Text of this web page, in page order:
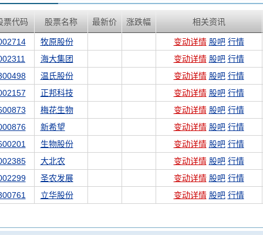
票代码 股票名称 最新价 涨跌幅 相关资讯
牧原股份 变动详情 股吧 行情
海大集团 变动详情 股吧 行情
温氏股份 变动详情 股吧 行情
正邦科技 变动详情 股吧 行情
梅花生物 变动详情 股吧 行情
新希望 变动详情 股吧 行情
生物股份 变动详情 股吧 行情
大北农 变动详情 股吧 行情
圣农发展 变动详情 股吧 行情
立华股份 变动详情 股吧 行情